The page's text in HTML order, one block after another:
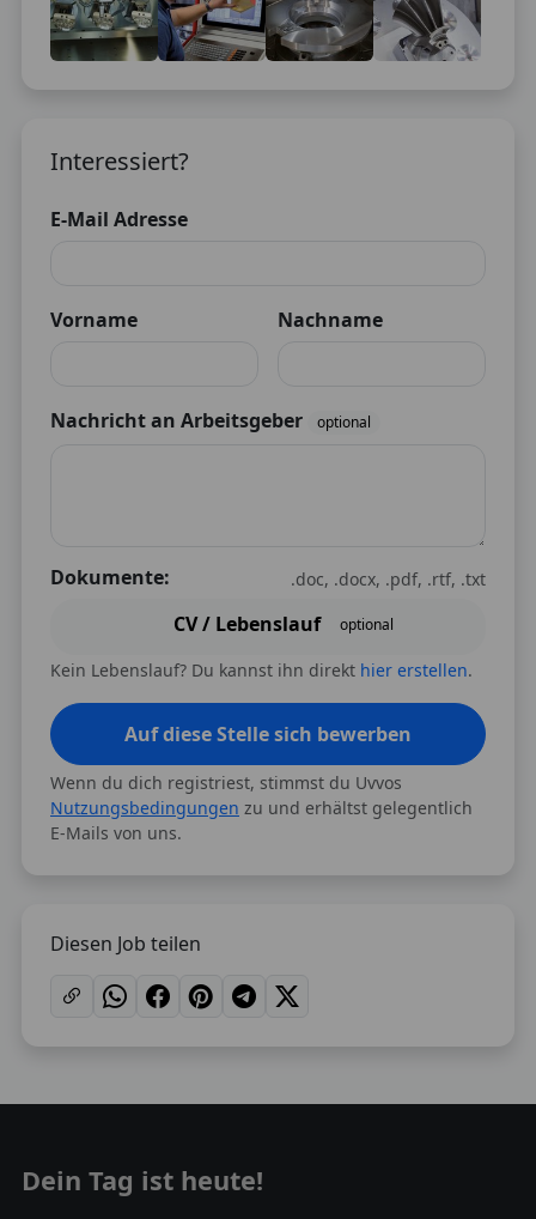
Interessiert?
E-Mail Adresse
Vorname Nachname
Nachricht an Arbeitsgeber optional
Dokumente: .doc, .docx, .pdf, .rtf, .txt
CV / Lebenslauf optional
Kein Lebenslauf? Du kannst ihn direkt hier erstellen.
Auf diese Stelle sich bewerben
Wenn du dich registriest, stimmst du Uvvos
Nutzungsbedingungen zu und erhältst gelegentlich
E-Mails von uns.
Diesen Job teilen
Dein Tag ist heute!